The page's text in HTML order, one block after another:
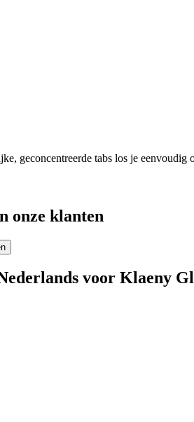
geconcentreerde tabs los je
onze klanten
voor Klaeny